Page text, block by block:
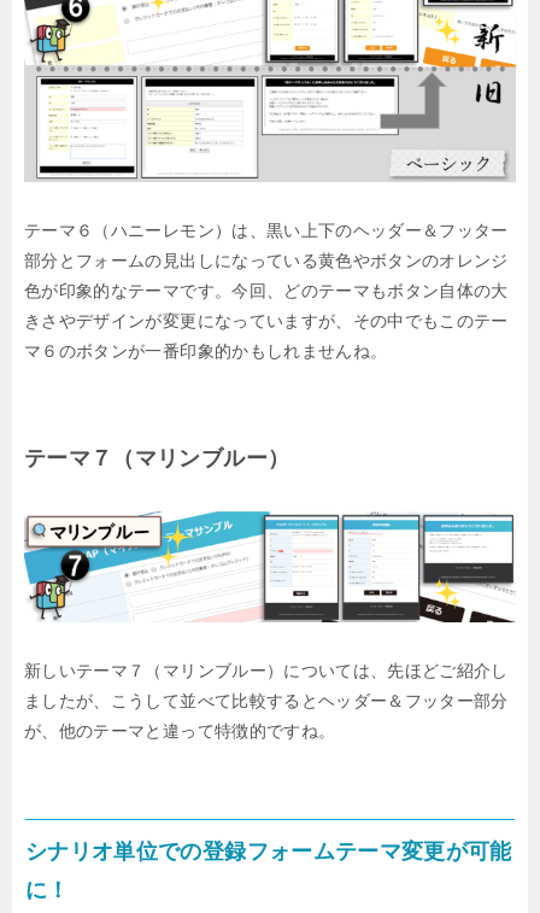
テーマ６（ハニーレモン）は、黒い上下のヘッダー＆フッター
部分とフォームの見出しになっている黄色やボタンのオレンジ
色が印象的なテーマです。今回、どのテーマもボタン自体の大
きさやデザインが変更になっていますが、その中でもこのテー
マ６のボタンが一番印象的かもしれませんね。
テーマ７（マリンブルー）
新しいテーマ７（マリンブルー）については、先ほどご紹介し
ましたが、こうして並べて比較するとヘッダー＆フッター部分
が、他のテーマと違って特徴的ですね。
シナリオ単位での登録フォームテーマ変更が可能
に！